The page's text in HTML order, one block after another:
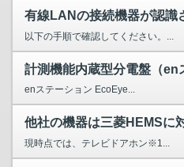
有線LANの接続機器が認識
以下の手順で確認してください。...
enステーション EcoEye...
他社の機器は三菱HEMSに
現時点では、テレビドアホン※1...